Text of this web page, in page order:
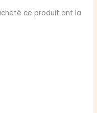
ce produit ont la